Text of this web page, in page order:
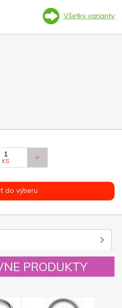
Všetky varianty
KS
do výberu
PRODUKTY